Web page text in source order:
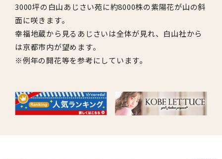
3000坪の白山あじさい苑に約8000株の紫陽花が山の斜
面に咲きます。
幸福地蔵から見るあじさいは全体が見れ、白山社から
は京都市内が望めます。
※例年の開花等を参考にしています。